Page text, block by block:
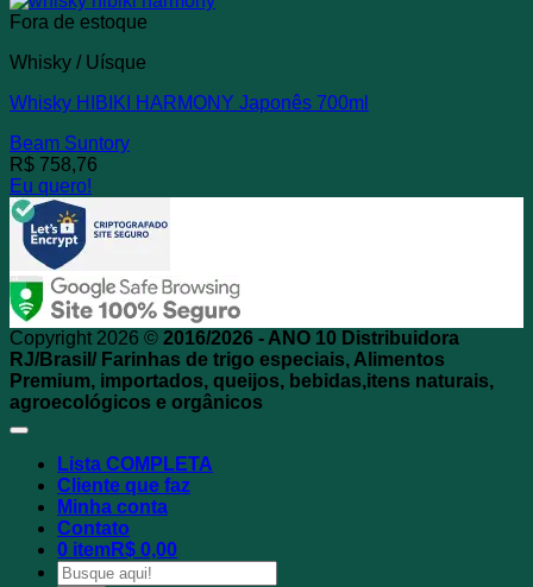
Fora de estoque
Whisky / Uísque
Whisky HIBIKI HARMONY Japonês 700ml
Beam Suntory
R$ 758,76
Eu quero!
Copyright 2026 © 2016/2026 - ANO 10 Distribuidora
RJ/Brasil/ Farinhas de trigo especiais, Alimentos
Premium, importados, queijos, bebidas,itens naturais,
agroecológicos e orgânicos
Lista COMPLETA
Cliente que faz
Minha conta
Contato
0 itemR$ 0,00
Pesquisar